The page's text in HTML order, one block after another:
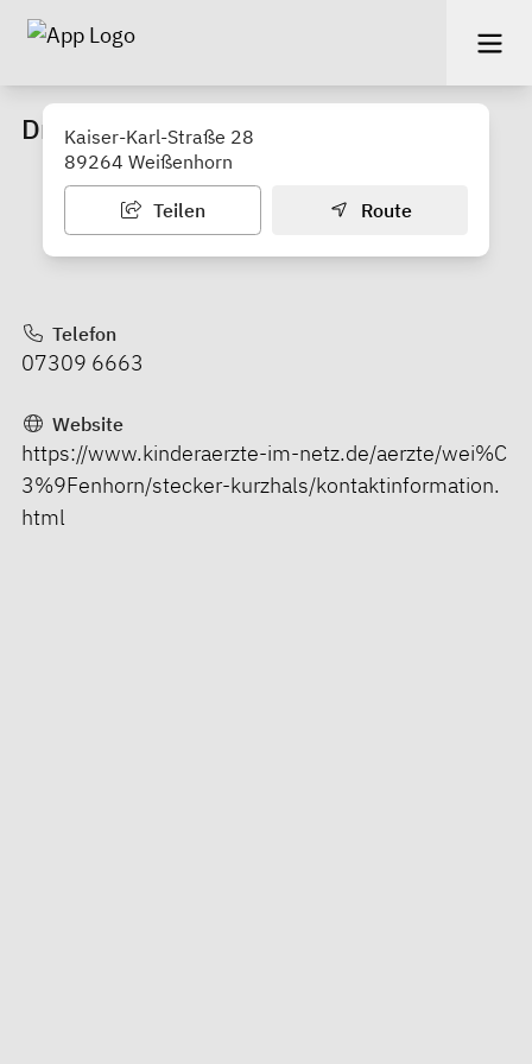
Dr. med. Stecker, Dr. med. Kurzhals
Kaiser-Karl-Straße 28
89264 Weißenhorn
Teilen Route
Telefon
07309 6663
Website
https://www.kinderaerzte-im-netz.de/aerzte/wei%C
3%9Fenhorn/stecker-kurzhals/kontaktinformation.
html